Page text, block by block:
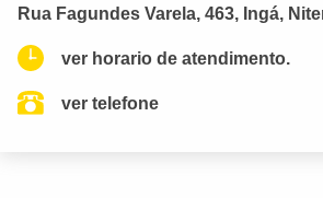
Rua Fagundes Varela, 463, Ingá,
ver horario de atendimento.
ver telefone